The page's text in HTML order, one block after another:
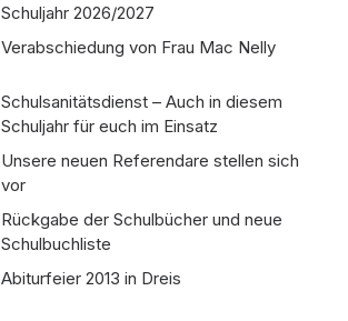
Schuljahr 2026/2027
Verabschiedung von Frau Mac Nelly
Schulsanitätsdienst – Auch in diesem
Schuljahr für euch im Einsatz
Unsere neuen Referendare stellen sich
vor
Rückgabe der Schulbücher und neue
Schulbuchliste
Abiturfeier 2013 in Dreis